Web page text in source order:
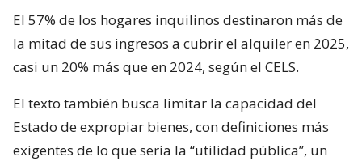
El 57% de los hogares inquilinos destinaron más de
la mitad de sus ingresos a cubrir el alquiler en 2025,
casi un 20% más que en 2024, según el CELS.
El texto también busca limitar la capacidad del
Estado de expropiar bienes, con definiciones más
exigentes de lo que sería la “utilidad pública”, un